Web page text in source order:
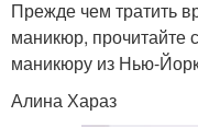
Прежде чем тратить
маникюр, прочитайте
маникюру из Нью-
Алина Хараз